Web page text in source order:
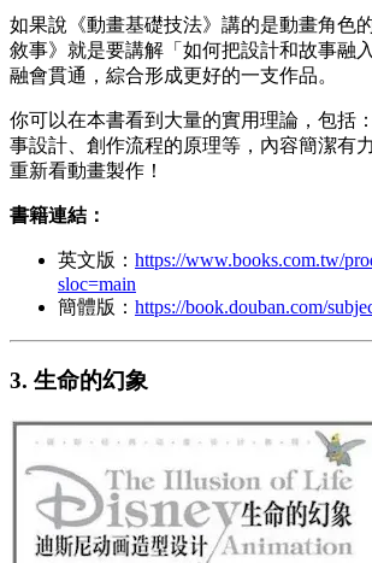
如果說《動畫基礎技法》講的是動畫角色
敘事》就是要講解「如何把設計和故事融
融會貫通，綜合形成更好的一支作品。
你可以在本書看到大量的實用理論，包括
事設計、創作流程的原理等，內容簡潔有
重新看動畫製作！
書籍連結：
英文版： https://www.books.com.tw/
sloc=main
簡體版： https://book.douban.com/
3. 生命的幻象